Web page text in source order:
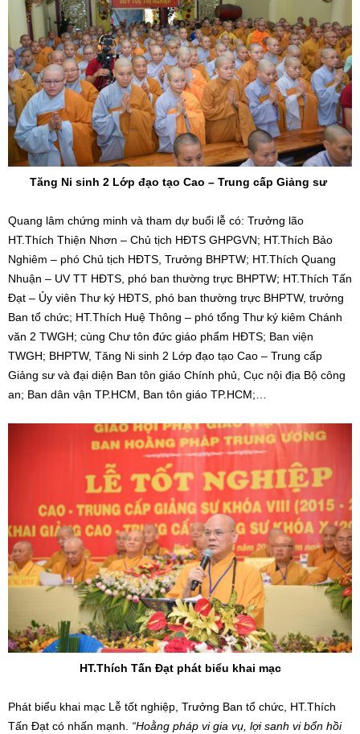
Tăng Ni sinh 2 Lớp đạo tạo Cao – Trung cấp Giảng sư
Quang lâm chứng minh và tham dự buổi lễ có: Trưởng lão
HT.Thích Thiện Nhơn – Chủ tịch HĐTS GHPGVN; HT.Thích Bảo
Nghiêm – phó Chủ tịch HĐTS, Trưởng BHPTW; HT.Thích Quang
Nhuận – UV TT HĐTS, phó ban thường trực BHPTW; HT.Thích Tấn
Đạt – Ủy viên Thư ký HĐTS, phó ban thường trực BHPTW, trưởng
Ban tổ chức; HT.Thích Huệ Thông – phó tổng Thư ký kiêm Chánh
văn 2 TWGH; cùng Chư tôn đức giáo phẩm HĐTS; Ban viện
TWGH; BHPTW, Tăng Ni sinh 2 Lớp đạo tạo Cao – Trung cấp
Giảng sư và đại diện Ban tôn giáo Chính phủ, Cục nội địa Bộ công
an; Ban dân vận TP.HCM, Ban tôn giáo TP.HCM;…
HT.Thích Tấn Đạt phát biểu khai mạc
Phát biểu khai mạc Lễ tốt nghiệp, Trưởng Ban tổ chức, HT.Thích
Tấn Đạt có nhấn mạnh. “Hoằng pháp vi gia vụ, lợi sanh vi bổn hồi